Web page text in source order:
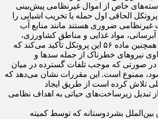
حقوق بین‌الملل بشردوستانه حمایت
خاص از اموال غیرنظامی پیش‌بینی
است. ماده ۵۴ پروتکل الحاقی اول حمله یا تخریب اشیایی را
غیرنظامی ضروری هستند مانند منابع آب
مواد غذایی و مناطق کشاورزی،
ممنوع اعلام می‌کند. همچنین ماده ۵۶ این پروتکل تأکید می‌کند که
نیروهای خطرناک از جمله سدها و
در صورتی که موجب تلفات گسترده در میان
ممنوع است. این مقررات نشان می‌دهد که
تلاش کرده است از طریق ایجاد
تبدیل زیرساخت‌های حیاتی به اهداف نظامی